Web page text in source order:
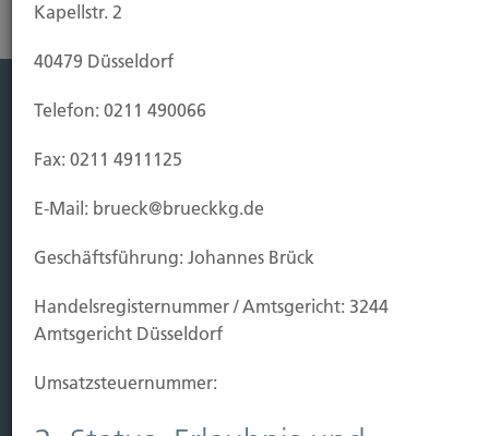
Leben
Vorsorgen
Kauf Grundstück
Baubeginn
Schaden
Kapellstr. 2
40479 Düsseldorf
Telefon: 0211 490066
Fax: 0211 4911125
E-Mail: brueck@brueckkg.de
Geschäftsführung: Johannes Brück
Handels­registernummer / Amtsgericht: 3244
Amtsgericht Düsseldorf
Umsatzsteuer­nummer: